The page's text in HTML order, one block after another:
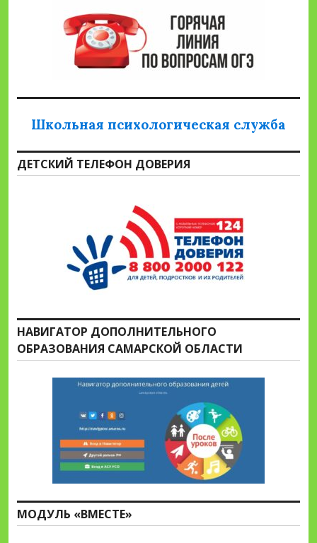
Школьная психологическая служба
ДЕТСКИЙ ТЕЛЕФОН ДОВЕРИЯ
НАВИГАТОР ДОПОЛНИТЕЛЬНОГО
ОБРАЗОВАНИЯ САМАРСКОЙ ОБЛАСТИ
МОДУЛЬ «ВМЕСТЕ»